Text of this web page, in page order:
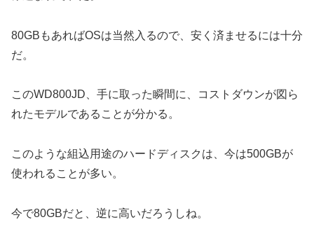
80GBもあればOSは当然入るので、安く済ませるには十分
だ。
このWD800JD、手に取った瞬間に、コストダウンが図ら
れたモデルであることが分かる。
このような組込用途のハードディスクは、今は500GBが
使われることが多い。
今で80GBだと、逆に高いだろうしね。